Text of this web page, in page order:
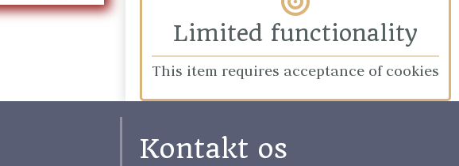
Limited functionality
This item requires acceptance of cookies
Kontakt os